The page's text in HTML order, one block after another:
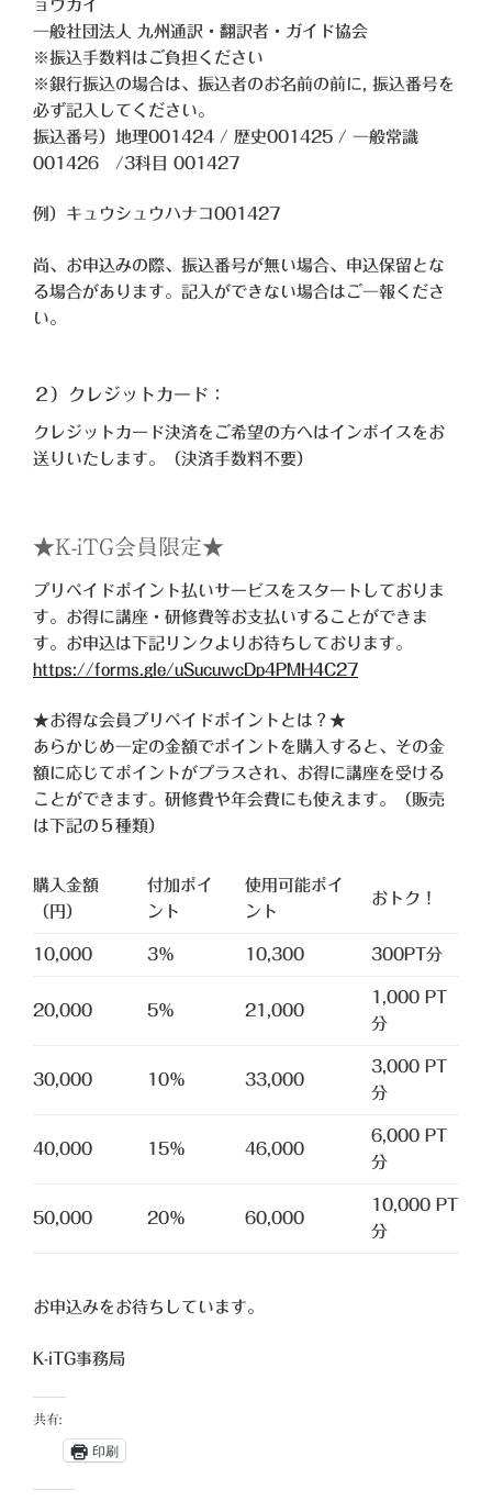
ョウカイ
一般社団法人 九州通訳・翻訳者・ガイド協会
※振込手数料はご負担ください
※銀行振込の場合は、振込者のお名前の前に, 振込番号を
必ず記入してください。
振込番号）地理001424 / 歴史001425 / 一般常識
001426 /3科目 001427
例）キュウシュウハナコ001427
尚、お申込みの際、振込番号が無い場合、申込保留とな
る場合があります。記入ができない場合はご一報くださ
い。
２）クレジットカード：
クレジットカード決済をご希望の方へはインボイスをお
送りいたします。（決済手数料不要）
★K-iTG会員限定★
プリペイドポイント払いサービスをスタートしておりま
す。お得に講座・研修費等お支払いすることができま
す。お申込は下記リンクよりお待ちしております。
https://forms.gle/uSucuwcDp4PMH4C27
★お得な会員プリペイドポイントとは？★
あらかじめ一定の金額でポイントを購入すると、その金
額に応じてポイントがプラスされ、お得に講座を受ける
ことができます。研修費や年会費にも使えます。（販売
は下記の５種類）
購入金額
（円）
付加ポイ
ント
使用可能ポイ
ント
おトク！
10,000 3％ 10,300 300PT分
20,000 5％ 21,000
1,000 PT
分
30,000 10％ 33,000
3,000 PT
分
40,000 15％ 46,000
6,000 PT
分
50,000 20％ 60,000
10,000 PT
分
お申込みをお待ちしています。
K-iTG事務局
共有:
印刷